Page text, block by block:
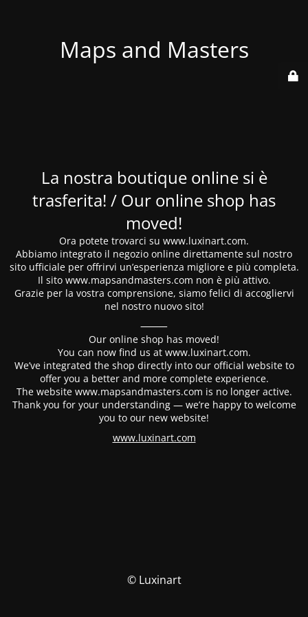
Maps and Masters
La nostra boutique online si è
trasferita! / Our online shop has
moved!
Ora potete trovarci su www.luxinart.com.
Abbiamo integrato il negozio online direttamente sul nostro
sito ufficiale per offrirvi un’esperienza migliore e più completa.
Il sito www.mapsandmasters.com non è più attivo.
Grazie per la vostra comprensione, siamo felici di accogliervi
nel nostro nuovo sito!
⸻
Our online shop has moved!
You can now find us at www.luxinart.com.
We’ve integrated the shop directly into our official website to
offer you a better and more complete experience.
The website www.mapsandmasters.com is no longer active.
Thank you for your understanding — we’re happy to welcome
you to our new website!
www.luxinart.com
© Luxinart